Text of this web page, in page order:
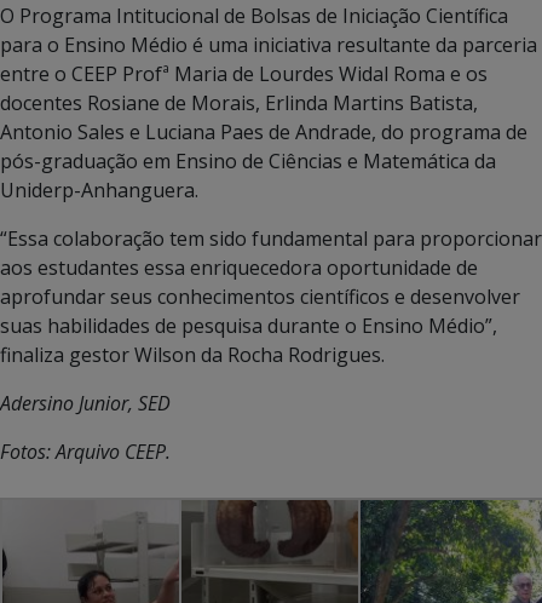
O Programa Intitucional de Bolsas de Iniciação Científica
para o Ensino Médio é uma iniciativa resultante da parceria
entre o CEEP Profª Maria de Lourdes Widal Roma e os
docentes Rosiane de Morais, Erlinda Martins Batista,
Antonio Sales e Luciana Paes de Andrade, do programa de
pós-graduação em Ensino de Ciências e Matemática da
Uniderp-Anhanguera.
“Essa colaboração tem sido fundamental para proporcionar
aos estudantes essa enriquecedora oportunidade de
aprofundar seus conhecimentos científicos e desenvolver
suas habilidades de pesquisa durante o Ensino Médio”,
finaliza gestor Wilson da Rocha Rodrigues.
Adersino Junior, SED
Fotos: Arquivo CEEP.